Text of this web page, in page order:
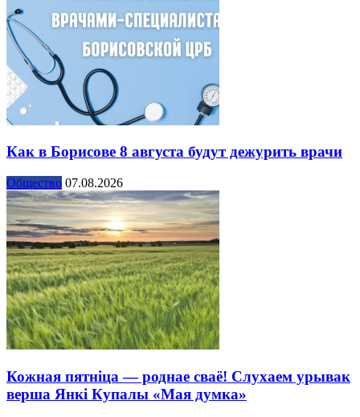
Как в Борисове 8 августа будут дежурить врачи
Общество 07.08.2026
Кожная пятніца — роднае сваё! Слухаем урывак
верша Янкі Купалы «Мая думка»